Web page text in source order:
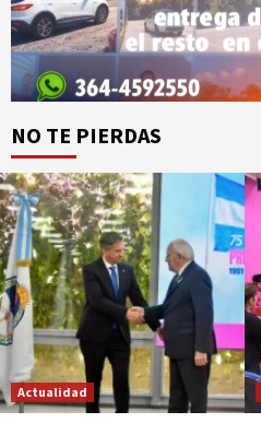
NO TE PIERDAS
Actualidad